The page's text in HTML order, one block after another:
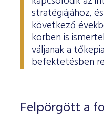
stratégiájához,
következő
körben is
váljanak a
befektetésben
Felpörgött a